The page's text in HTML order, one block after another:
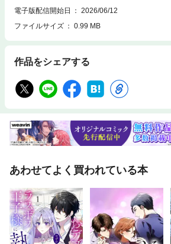
電子版配信開始日
2026/06/12
ファイルサイズ
0.99 MB
作品をシェアする
あわせてよく買われている本